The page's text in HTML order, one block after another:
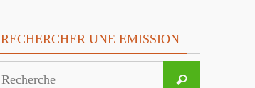
RECHERCHER UNE EMISSION
Recherche